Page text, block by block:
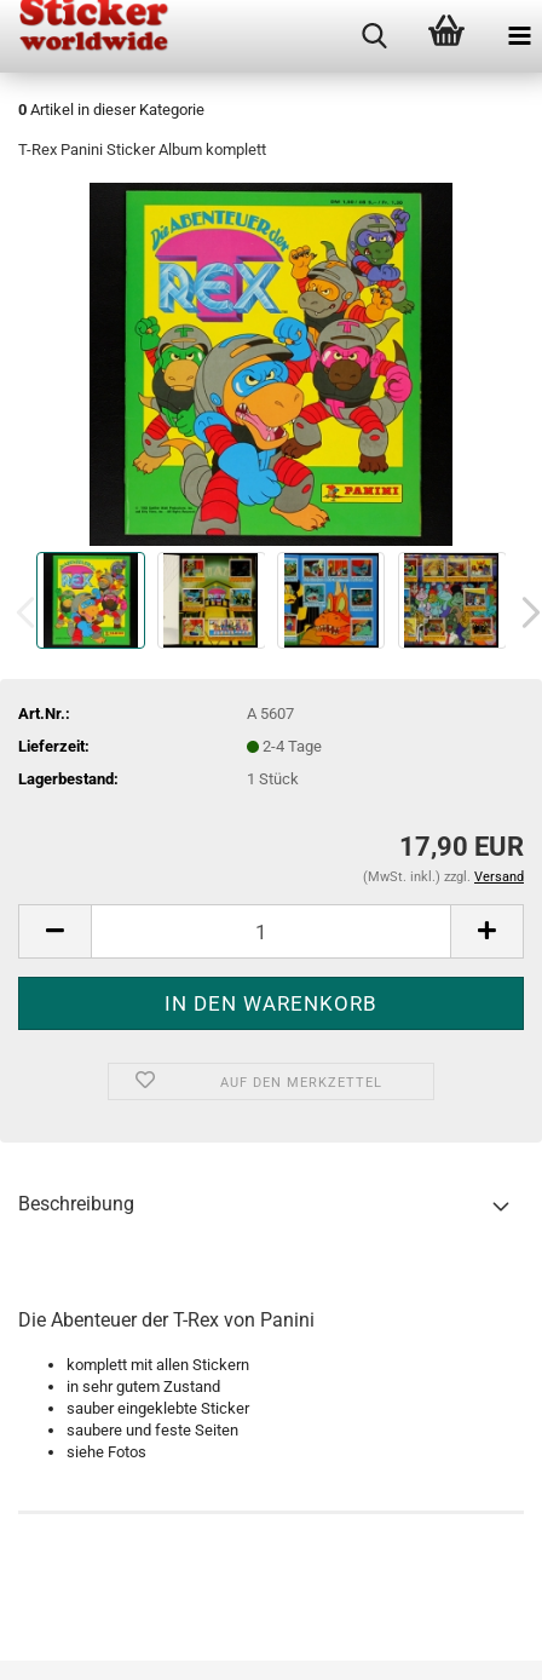
0 Artikel in dieser Kategorie
T-Rex Panini Sticker Album komplett
Art.Nr.:
A 5607
Lieferzeit:
2-4 Tage
Lagerbestand:
1Stück
17,90 EUR
(MwSt. inkl.) zzgl. Versand
AUF DEN MERKZETTEL
Beschreibung
Die Abenteuer der T-Rex von Panini
komplett mit allen Stickern
in sehr gutem Zustand
sauber eingeklebte Sticker
saubere und feste Seiten
siehe Fotos